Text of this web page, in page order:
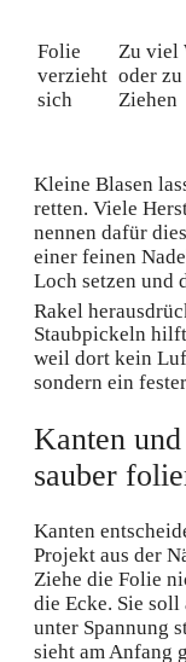
Folie
verzieht
sich
Zu viel
oder zu
Ziehen
Kleine Blasen
retten. Viele
nennen dafür
einer feinen
Loch setzen und
Rakel
Staubpickeln
weil dort kein
sondern ein
Kanten
sauber
Kanten
Projekt aus der
Ziehe die Folie
die Ecke. Sie
unter Spannung
sieht am Anfang